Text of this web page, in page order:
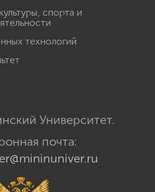
технических
спорта и
Университет.
почта: